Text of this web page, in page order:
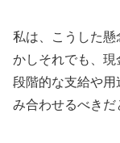
私は、こうした懸
かしそれでも、現
段階的な支給や用
み合わせるべきだ